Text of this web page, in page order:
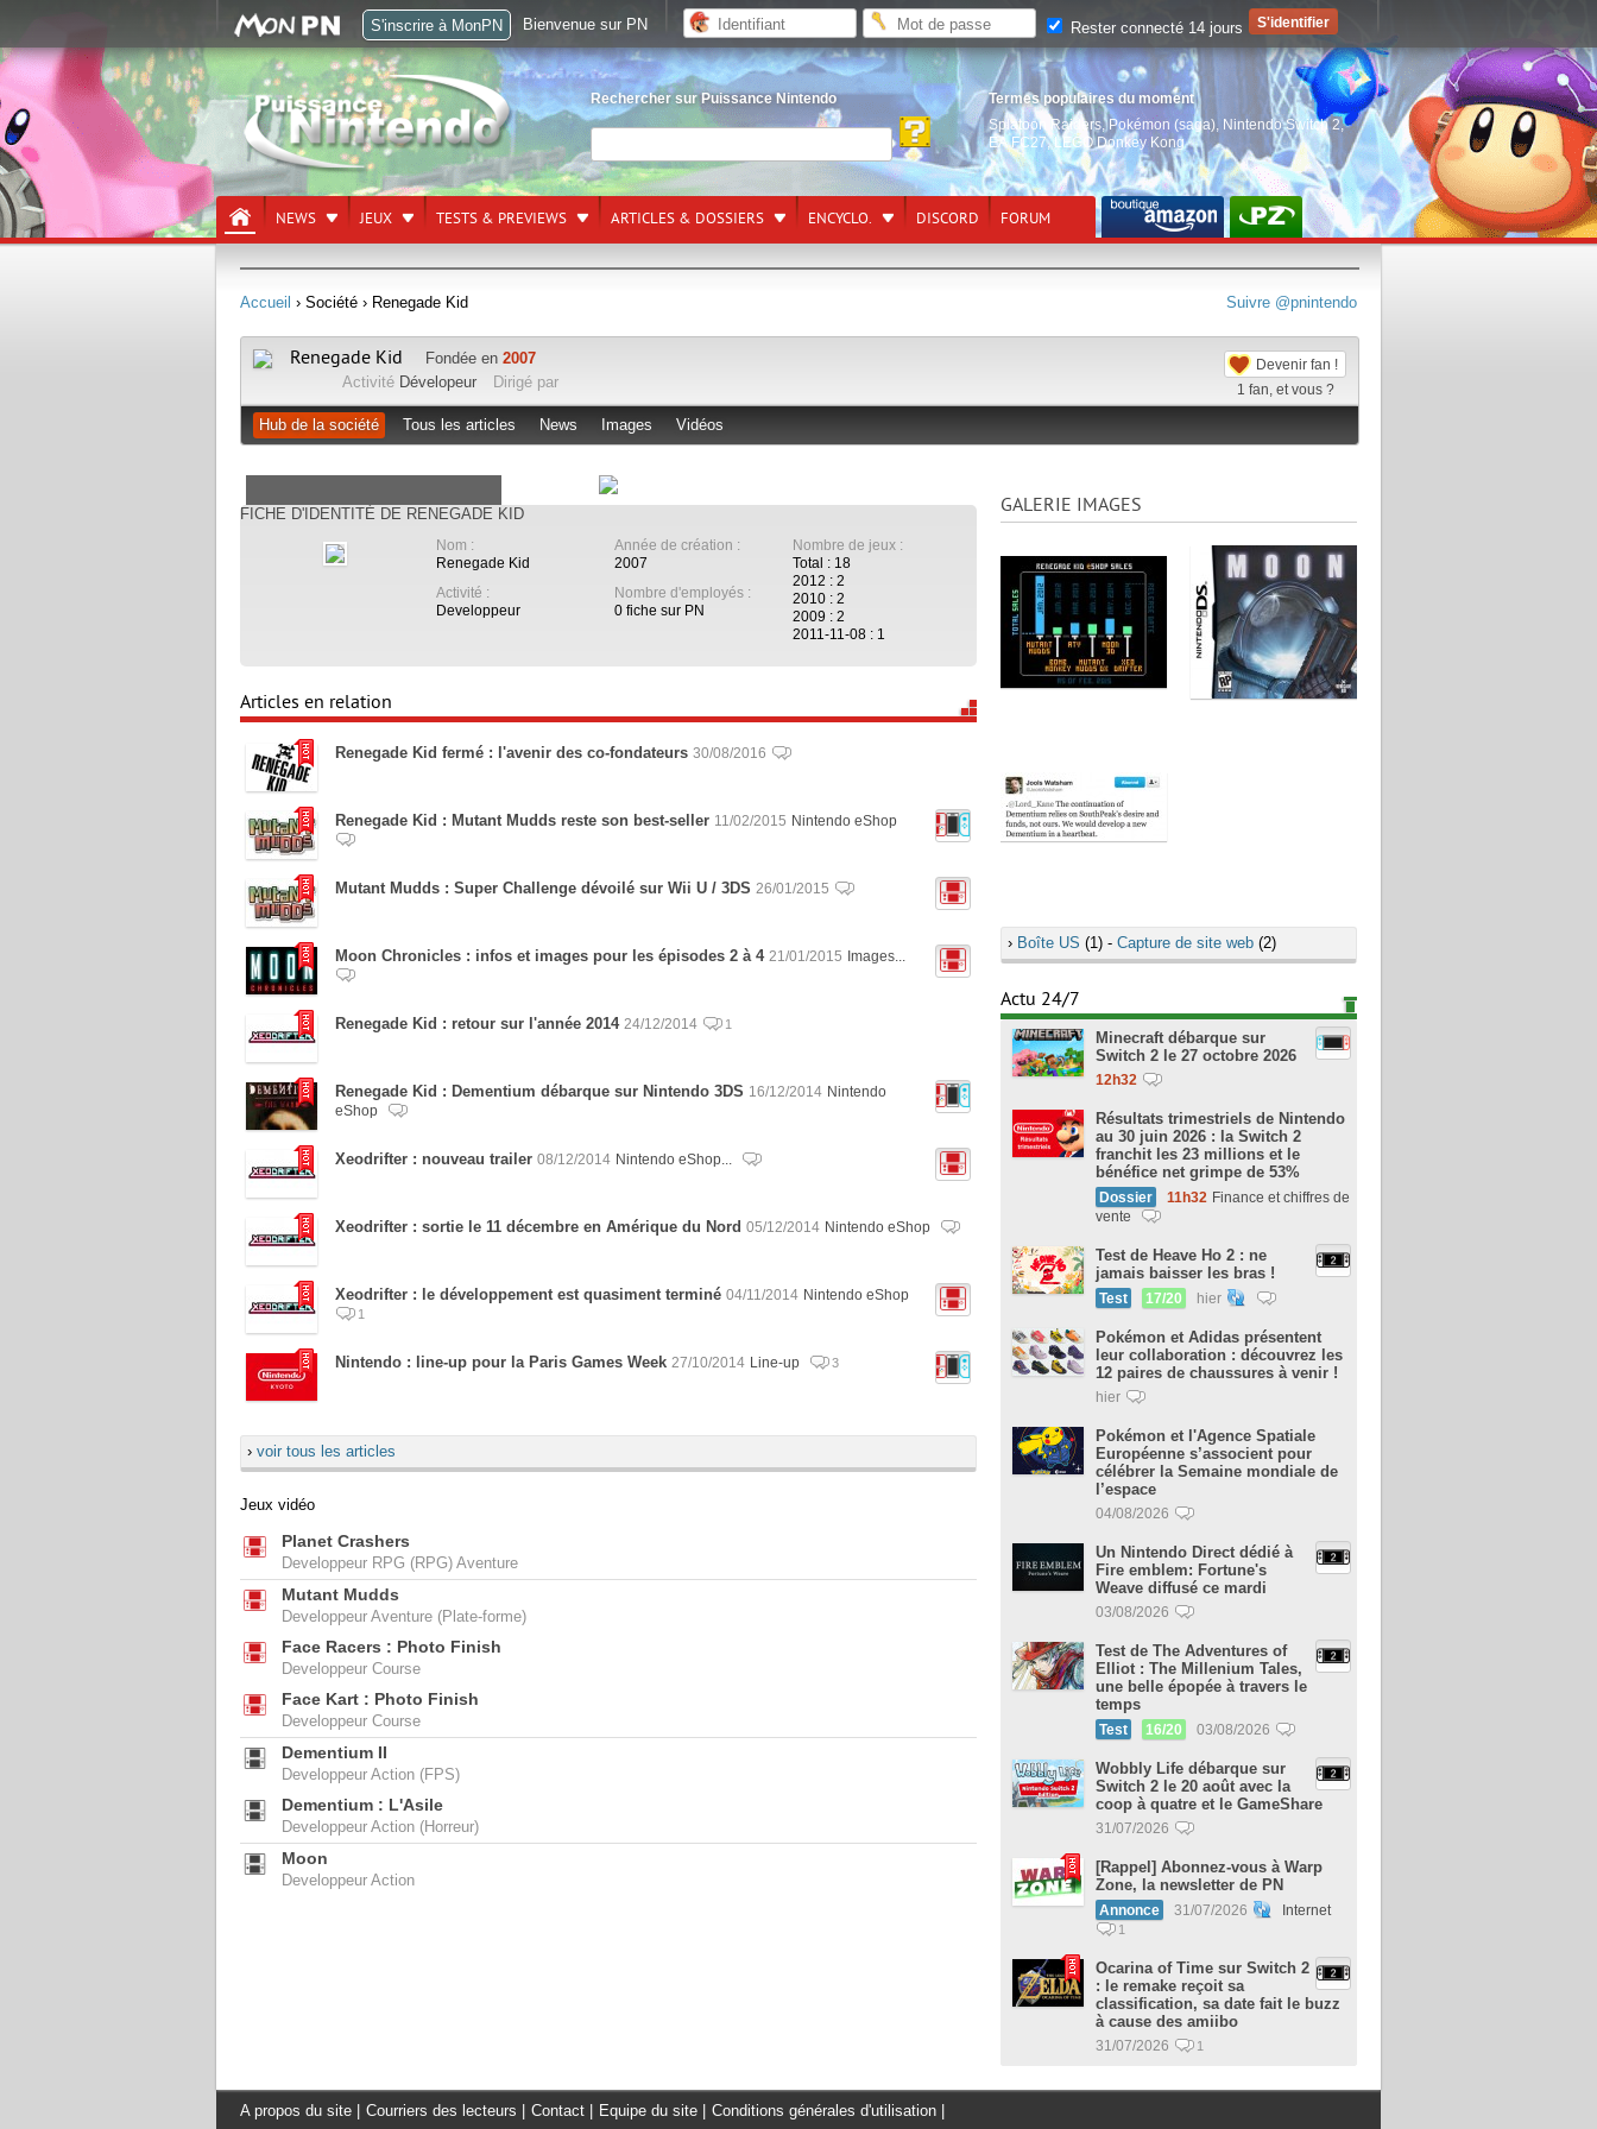
Rechercher sur Puissance Nintendo
Termes populaires du moment
Splatoon Raiders, Pokémon (saga) Nintendo Switch 2,
EA FC27,LEGO Donkey Kong
NEWS JEUX TESTS & PREVIEWS ARTICLES & DOSSIERS ENCYCLO. DISCORD FORUM
Suivre @pnintendo
Accueil › Société › Renegade Kid
Devenir fan !
1 fan, et vous ?
Renegade Kid Fondée en 2007
Activité Dévelopeur Dirigé par
Hub de la société Tous les articles News Images Vidéos
FICHE D'IDENTITÉ DE RENEGADE KID
Nom :
Renegade Kid
Activité :
Developpeur
Année de création :
2007
Nombre d'employés :
0 fiche sur PN
Nombre de jeux :
Total : 18
2012 : 2
2010 : 2
2009 : 2
2011-11-08 : 1
Articles en relation
Renegade Kid fermé : l'avenir des co-fondateurs 30/08/2016
Renegade Kid : Mutant Mudds reste son best-seller 11/02/2015 Nintendo eShop
Mutant Mudds : Super Challenge dévoilé sur Wii U / 3DS 26/01/2015
Moon Chronicles : infos et images pour les épisodes 2 à 4 21/01/2015 Images...
Renegade Kid : retour sur l'année 2014 24/12/2014 1
Renegade Kid : Dementium débarque sur Nintendo 3DS 16/12/2014 Nintendo
eShop
Xeodrifter : nouveau trailer 08/12/2014 Nintendo eShop...
Xeodrifter : sortie le 11 décembre en Amérique du Nord 05/12/2014 Nintendo eShop
Xeodrifter : le développement est quasiment terminé 04/11/2014 Nintendo eShop
1
Nintendo : line-up pour la Paris Games Week 27/10/2014 Line-up 3
› voir tous les articles
Jeux vidéo
Planet Crashers
Developpeur RPG (RPG) Aventure
Mutant Mudds
Developpeur Aventure (Plate-forme)
Face Racers : Photo Finish
Developpeur Course
Face Kart : Photo Finish
Developpeur Course
Dementium II
Developpeur Action (FPS)
Dementium : L'Asile
Developpeur Action (Horreur)
Moon
Developpeur Action
GALERIE IMAGES
› Boîte US (1) - Capture de site web (2)
Actu 24/7
Minecraft débarque sur
Switch 2 le 27 octobre 2026
12h32
Résultats trimestriels de Nintendo
au 30 juin 2026 : la Switch 2
franchit les 23 millions et le
bénéfice net grimpe de 53%
Dossier 11h32 Finance et chiffres de
vente
Test de Heave Ho 2 : ne
jamais baisser les bras !
Test 17/20 hier
Pokémon et Adidas présentent
leur collaboration : découvrez les
12 paires de chaussures à venir !
hier
Pokémon et l'Agence Spatiale
Européenne s’associent pour
célébrer la Semaine mondiale de
l’espace
04/08/2026
Un Nintendo Direct dédié à
Fire emblem: Fortune's
Weave diffusé ce mardi
03/08/2026
Test de The Adventures of
Elliot : The Millenium Tales,
une belle épopée à travers le
temps
Test 16/20 03/08/2026
Wobbly Life débarque sur
Switch 2 le 20 août avec la
coop à quatre et le GameShare
31/07/2026
[Rappel] Abonnez-vous à Warp
Zone, la newsletter de PN
Annonce 31/07/2026 Internet
1
Ocarina of Time sur Switch 2
: le remake reçoit sa
classification, sa date fait le buzz
à cause des amiibo
31/07/2026 1
A propos du site Courriers des lecteurs Contact Equipe du site Conditions générales d'utilisation
S'inscrire à MonPN Bienvenue sur PN Rester connecté 14 jours